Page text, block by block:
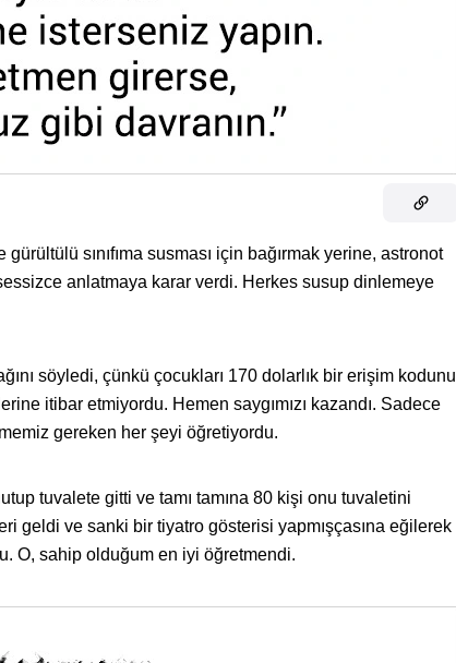
sınıfıma susması için bağırmak yerine, astronot
anlatmaya karar verdi. Herkes susup dinlemeye
söyledi, çünkü çocukları 170 dolarlık bir erişim kodunu
itibar etmiyordu. Hemen saygımızı kazandı. Sadece
gereken her şeyi öğretiyordu.
tuvalete gitti ve tamı tamına 80 kişi onu tuvaletini
geldi ve sanki bir tiyatro gösterisi yapmışçasına eğilerek
O, sahip olduğum en iyi öğretmendi.